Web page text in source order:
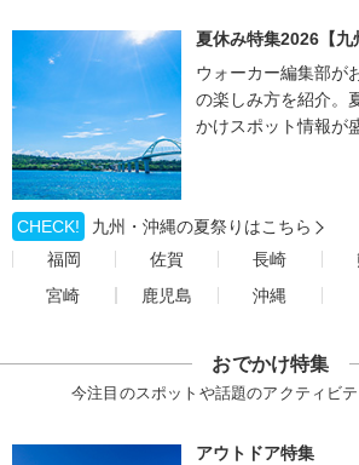
夏休み特集2026【九
ウォーカー編集部が
の楽しみ方を紹介。
かけスポット情報が
CHECK!
九州・沖縄の夏祭りはこちら
福岡
佐賀 長崎
宮崎
鹿児島 沖縄
おでかけ特集
今注目のスポットや話題のアクティビ
アウトドア特集